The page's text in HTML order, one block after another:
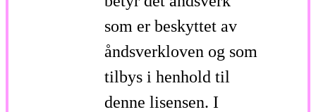
som er beskyttet av
åndsverkloven og som
tilbys i henhold til
denne lisensen. I